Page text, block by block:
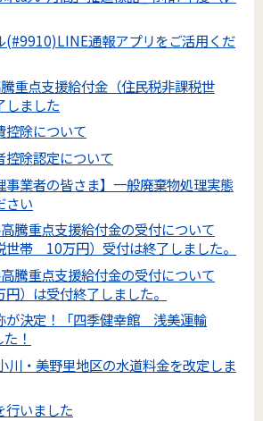
(#9910)LINE通報アプリをご活用くだ
重点支援給付金（住民税非課税世
しました
控除について
控除認定について
事業者の皆さま】一般廃棄物処理実態
さい
騰重点支援給付金の受付について
世帯 10万円）受付は終了しました。
騰重点支援給付金の受付について
）は受付終了しました。
が決定！「四季健幸館 浅美運輸
！
川・美野里地区の水道料金を改定しま
行いました